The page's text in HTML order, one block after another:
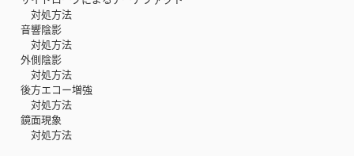
対処方法
音響陰影
対処方法
外側陰影
対処方法
後方エコー増強
対処方法
鏡面現象
対処方法